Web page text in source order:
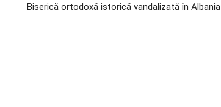
Biserică ortodoxă istorică vandalizată în Albania